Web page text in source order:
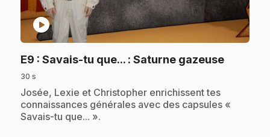
play_circle
E9 : Savais-tu que... : Saturne gazeuse.
30 s
.Josée, Lexie et Christopher enrichissent tes
connaissances générales avec des capsules «
Savais-tu que... ».